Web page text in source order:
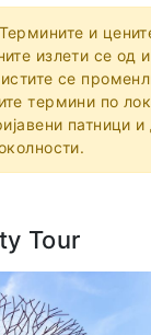
Термините и
излети се од
се
термини по
патници и
Tour